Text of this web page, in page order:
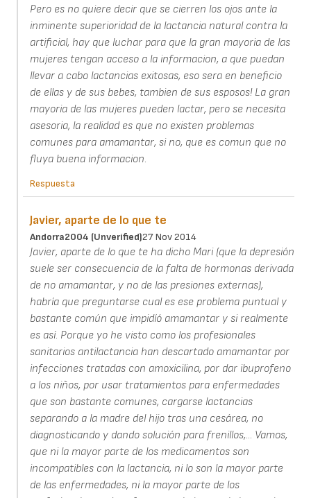
Pero es no quiere decir que se cierren los ojos ante la
inminente superioridad de la lactancia natural contra la
artificial, hay que luchar para que la gran mayoria de las
mujeres tengan acceso a la informacion, a que puedan
llevar a cabo lactancias exitosas, eso sera en beneficio
de ellas y de sus bebes, tambien de sus esposos! La gran
mayoria de las mujeres pueden lactar, pero se necesita
asesoria, la realidad es que no existen problemas
comunes para amamantar, si no, que es comun que no
fluya buena informacion.
Respuesta
Javier, aparte de lo que te
Andorra2004 (unverified)27 Nov 2014
Javier, aparte de lo que te ha dicho Mari (que la depresión
suele ser consecuencia de la falta de hormonas derivada
de no amamantar, y no de las presiones externas),
habría que preguntarse cual es ese problema puntual y
bastante común que impidíó amamantar y si realmente
es así. Porque yo he visto como los profesionales
sanitarios antilactancia han descartado amamantar por
infecciones tratadas con amoxicilina, por dar ibuprofeno
a los niños, por usar tratamientos para enfermedades
que son bastante comunes, cargarse lactancias
separando a la madre del hijo tras una cesárea, no
diagnosticando y dando solución para frenillos,... Vamos,
que ni la mayor parte de los medicamentos son
incompatibles con la lactancia, ni lo son la mayor parte
de las enfermedades, ni la mayor parte de los